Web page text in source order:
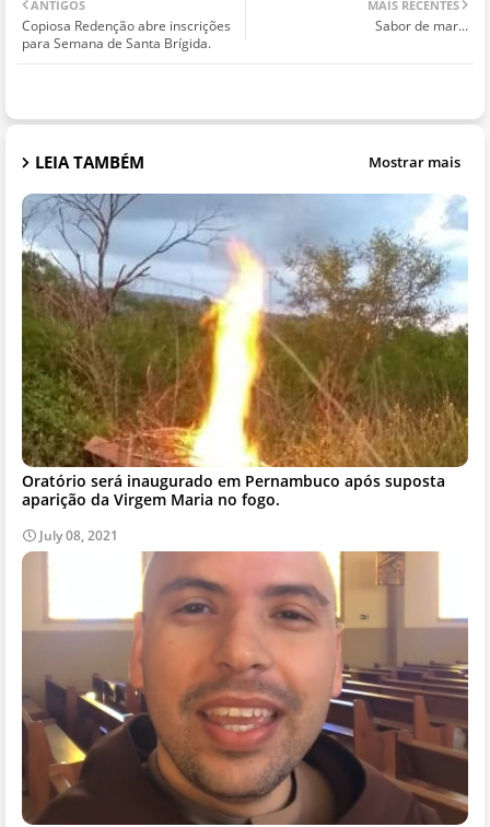
MAIS RECENTES
Sabor de mar...
ANTIGOS
Copiosa Redenção abre inscrições
para Semana de Santa Brígida.
LEIA TAMBÉM Mostrar mais
Oratório será inaugurado em Pernambuco após suposta
aparição da Virgem Maria no fogo.
July 08, 2021